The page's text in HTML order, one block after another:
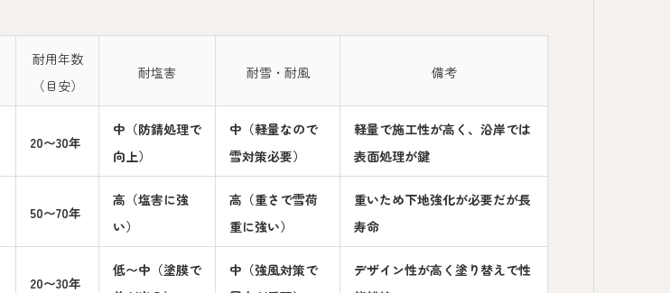
耐用年数
（目安）
耐塩害 耐雪・耐風 備考
20〜30年
中（防錆処理で
向上）
中（軽量なので
雪対策必要）
軽量で施工性が高く、沿岸では
表面処理が鍵
50〜70年
高（塩害に強
い）
高（重さで雪荷
重に強い）
重いため下地強化が必要だが長
寿命
20〜30年
低〜中（塗膜で
中（強風対策で
デザイン性が高く塗り替えで性